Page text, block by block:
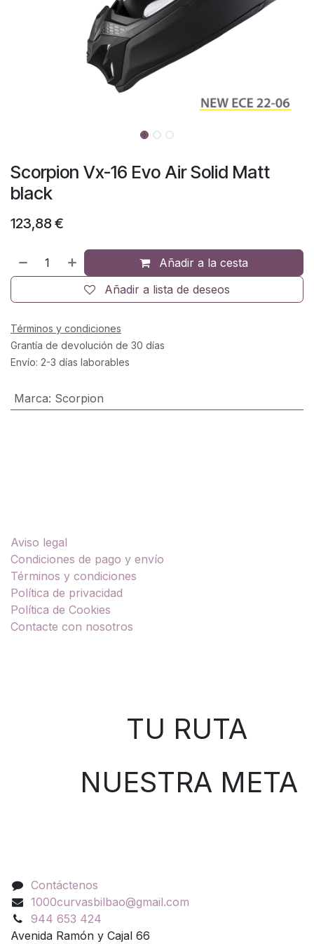
Scorpion Vx-16 Evo Air Solid Matt
black
123,88€
Añadir a la cesta
Añadir a lista de deseos
Términos y condiciones
Grantía de devolución de 30 días
Envío: 2-3 días laborables
Marca: Scorpion
Aviso legal
Condiciones de pago y envío
Términos y condiciones
Política de privacidad
Política de Cookies
Contacte con nosotros
TU RUTA
NUESTRA META
Contáctenos
1000curvasbilbao@gmail.com
944 653 424
Avenida Ramón y Cajal 66